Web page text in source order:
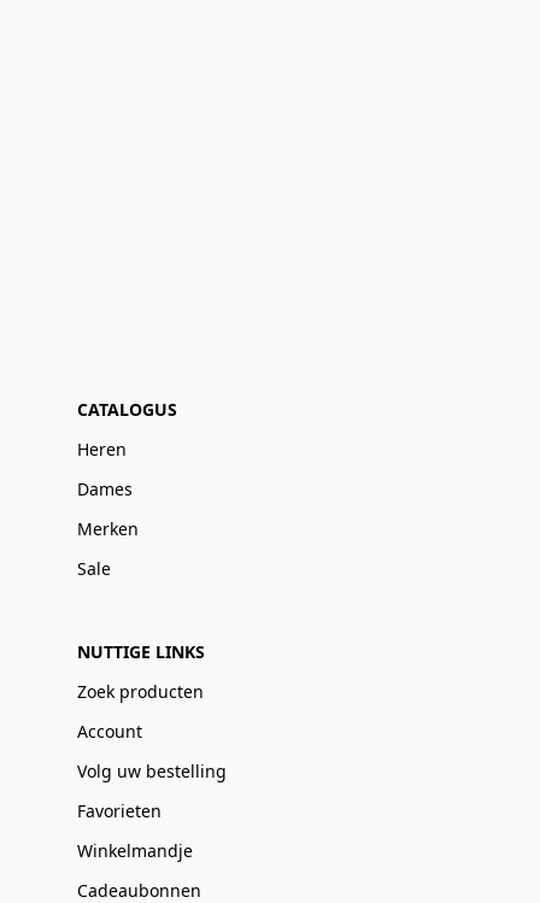
CATALOGUS
Heren
Dames
Merken
Sale
NUTTIGE LINKS
Zoek producten
Account
Volg uw bestelling
Favorieten
Winkelmandje
Cadeaubonnen